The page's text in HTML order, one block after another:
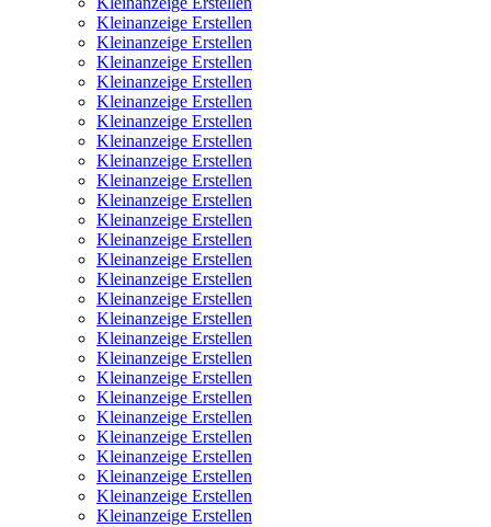
Kleinanzeige Erstellen
Kleinanzeige Erstellen
Kleinanzeige Erstellen
Kleinanzeige Erstellen
Kleinanzeige Erstellen
Kleinanzeige Erstellen
Kleinanzeige Erstellen
Kleinanzeige Erstellen
Kleinanzeige Erstellen
Kleinanzeige Erstellen
Kleinanzeige Erstellen
Kleinanzeige Erstellen
Kleinanzeige Erstellen
Kleinanzeige Erstellen
Kleinanzeige Erstellen
Kleinanzeige Erstellen
Kleinanzeige Erstellen
Kleinanzeige Erstellen
Kleinanzeige Erstellen
Kleinanzeige Erstellen
Kleinanzeige Erstellen
Kleinanzeige Erstellen
Kleinanzeige Erstellen
Kleinanzeige Erstellen
Kleinanzeige Erstellen
Kleinanzeige Erstellen